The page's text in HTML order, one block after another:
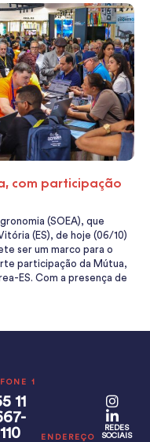
com participação
(SOEA), que
(ES), de hoje (06/10)
ser um marco para o
participação da Mútua,
ES. Com a presença de
1
11
ENDEREÇO
REDES
SOCIAIS